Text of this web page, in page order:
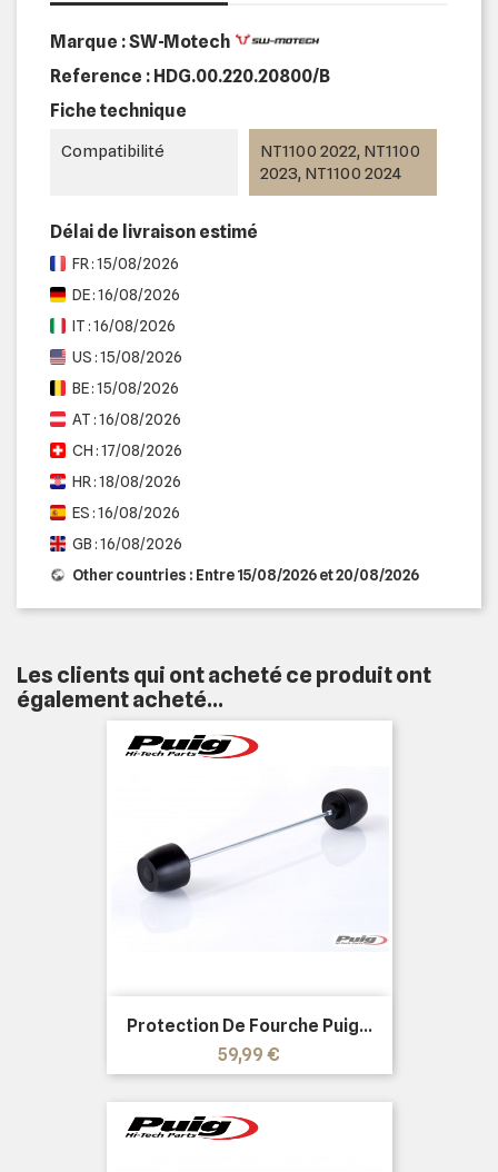
Marque : SW-Motech
Reference : HDG.00.220.20800/B
Fiche technique
Compatibilité
NT1100 2022, NT1100
2023, NT1100 2024
Délai de livraison estimé
FR : 15/08/2026
DE : 16/08/2026
IT : 16/08/2026
US : 15/08/2026
BE : 15/08/2026
AT : 16/08/2026
CH : 17/08/2026
HR : 18/08/2026
ES : 16/08/2026
GB : 16/08/2026
Other countries : Entre 15/08/2026 et 20/08/2026
Les clients qui ont acheté ce produit ont
également acheté...
Protection De Fourche Puig...
Prix
59,99 €